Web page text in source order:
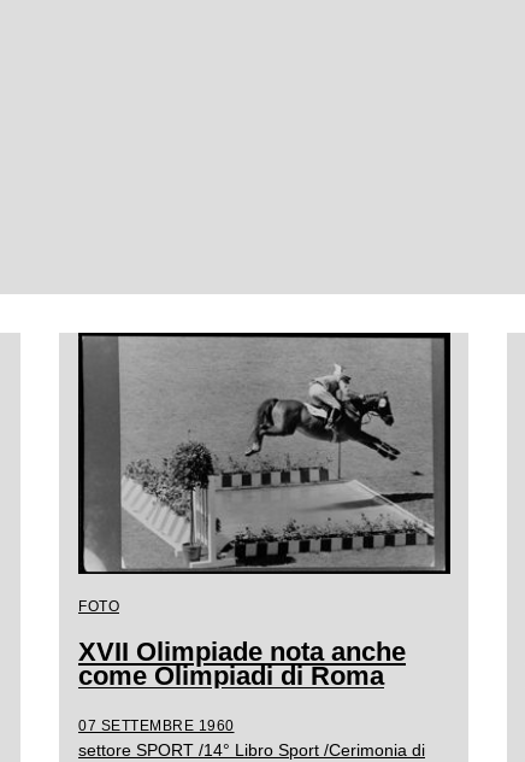
FOTO
XVII Olimpiade nota anche
come Olimpiadi di Roma
07 SETTEMBRE 1960
settore SPORT /14° Libro Sport /Cerimonia di